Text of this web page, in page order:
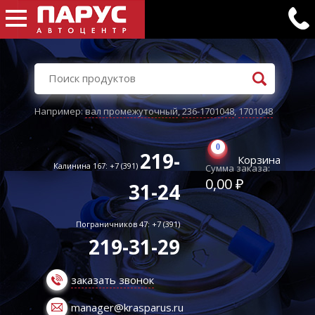
Например:вал промежуточный,236-1701048,1701048
Калинина 167: +7 (391) 219-
31-24
Пограничников 47: +7 (391)
219-31-29
заказать звонок
manager@krasparus.ru
0
Корзина
Сумма заказа:
0,00 ₽